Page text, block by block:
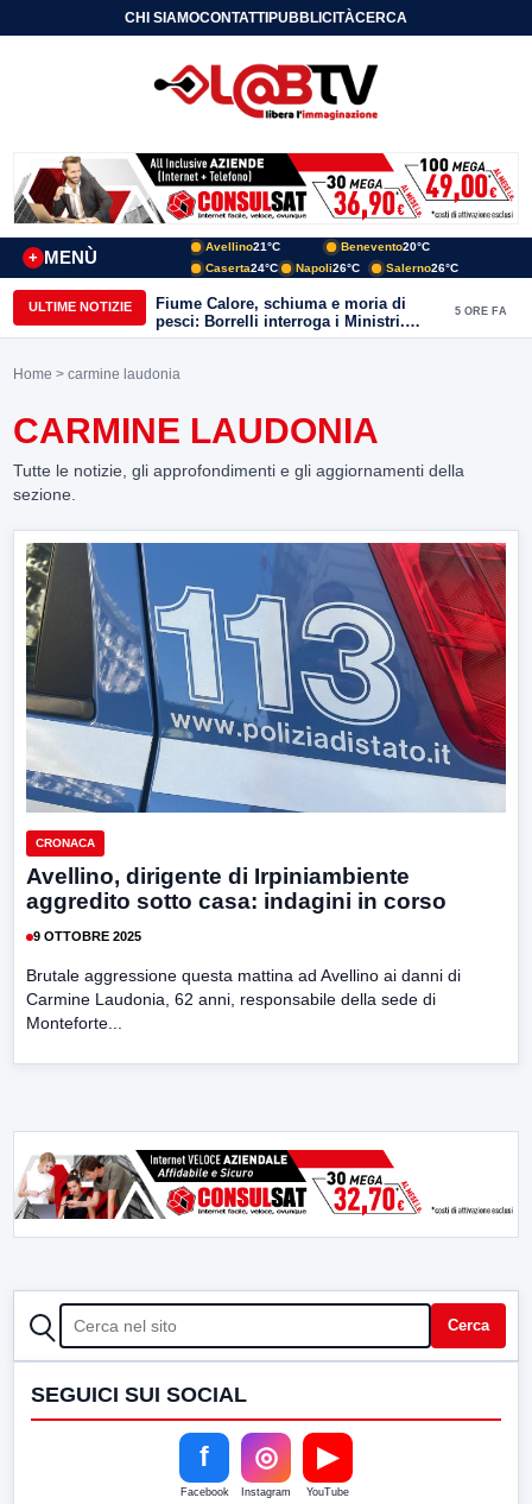
CHI SIAMOCONTATTIPUBBLICITÀCERCA
MENÙ
+
Avellino21°C Benevento20°C
Caserta24°C Napoli26°C Salerno26°C
ULTIME NOTIZIE
Fiume Calore, schiuma e moria di
pesci: Borrelli interroga i Ministri.
“Benevento paga l’assenza del
5 ORE FA
Home > carmine laudonia
CARMINE LAUDONIA
Tutte le notizie, gli approfondimenti e gli aggiornamenti della
sezione.
CRONACA
Avellino, dirigente di Irpiniambiente
aggredito sotto casa: indagini in corso
9 OTTOBRE 2025
Brutale aggressione questa mattina ad Avellino ai danni di
Carmine Laudonia, 62 anni, responsabile della sede di
Monteforte...
CERCA Cerca
SEGUICI SUI SOCIAL
f
Facebook
◎
Instagram
▶
YouTube